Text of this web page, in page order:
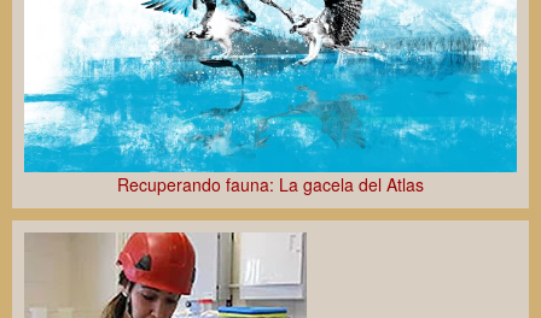
Recuperando fauna: La gacela del Atlas